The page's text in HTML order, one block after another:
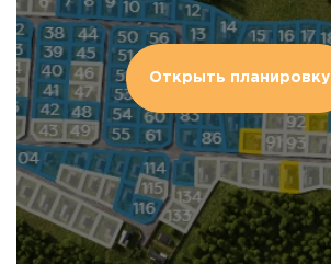
Открыть планировку